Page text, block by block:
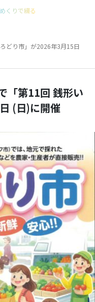
くりで綴る
どり市」が2026年3月15日
「第11回 銭形い
(日)に開催